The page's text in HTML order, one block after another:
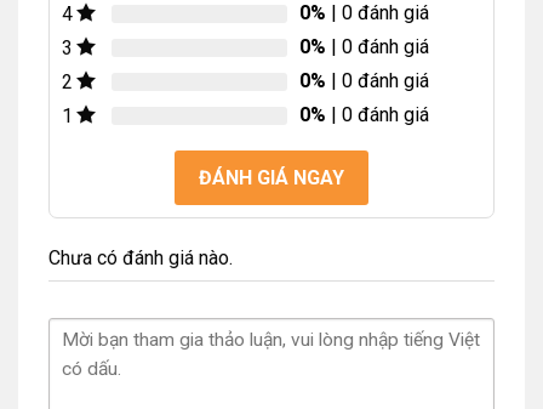
4
0% | 0 đánh giá
3
0% | 0 đánh giá
2
0% | 0 đánh giá
1
0% | 0 đánh giá
ĐÁNH GIÁ NGAY
Chưa có đánh giá nào.